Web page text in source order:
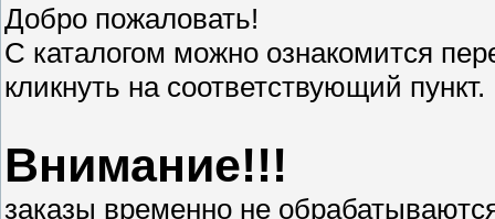
Добро пожаловать!
С каталогом можно ознакомится
кликнуть на соответствующий пункт.
Внимание!!!
заказы временно не